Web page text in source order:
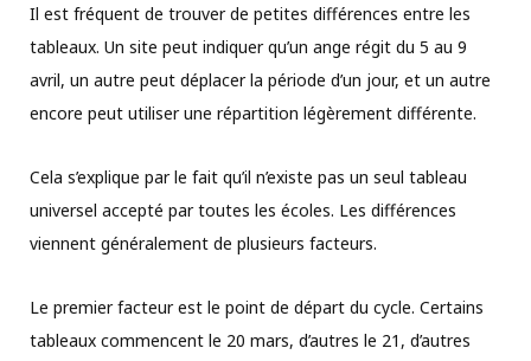
Il est fréquent de trouver de petites différences entre les
tableaux. Un site peut indiquer qu’un ange régit du 5 au 9
avril, un autre peut déplacer la période d’un jour, et un autre
encore peut utiliser une répartition légèrement différente.
Cela s’explique par le fait qu’il n’existe pas un seul tableau
universel accepté par toutes les écoles. Les différences
viennent généralement de plusieurs facteurs.
Le premier facteur est le point de départ du cycle. Certains
tableaux commencent le 20 mars, d’autres le 21, d’autres